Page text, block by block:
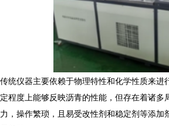
传统仪器主要依赖于物理特性和化学性质来进
定程度上能够反映沥青的性能，但存在着诸多
力，操作繁琐，且易受改性剂和稳定剂等添加